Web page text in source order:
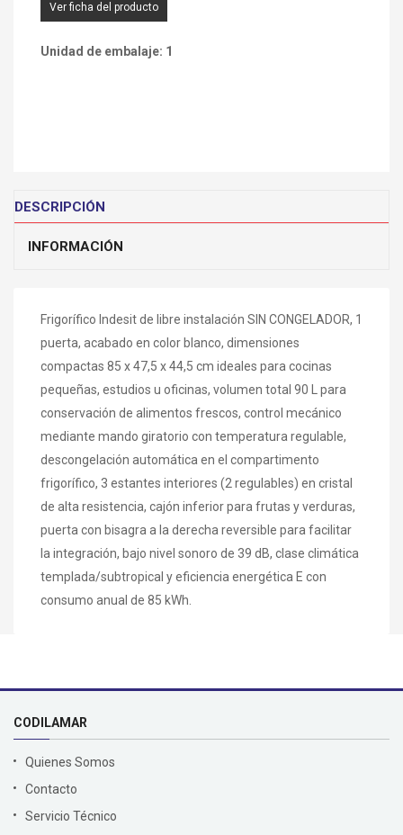
Ver ficha del producto
Unidad de embalaje: 1
DESCRIPCIÓN
INFORMACIÓN
Frigorífico Indesit de libre instalación SIN CONGELADOR, 1
puerta, acabado en color blanco, dimensiones
compactas 85 x 47,5 x 44,5 cm ideales para cocinas
pequeñas, estudios u oficinas, volumen total 90 L para
conservación de alimentos frescos, control mecánico
mediante mando giratorio con temperatura regulable,
descongelación automática en el compartimento
frigorífico, 3 estantes interiores (2 regulables) en cristal
de alta resistencia, cajón inferior para frutas y verduras,
puerta con bisagra a la derecha reversible para facilitar
la integración, bajo nivel sonoro de 39 dB, clase climática
templada/subtropical y eficiencia energética E con
consumo anual de 85 kWh.
CODILAMAR
Quienes Somos
Contacto
Servicio Técnico